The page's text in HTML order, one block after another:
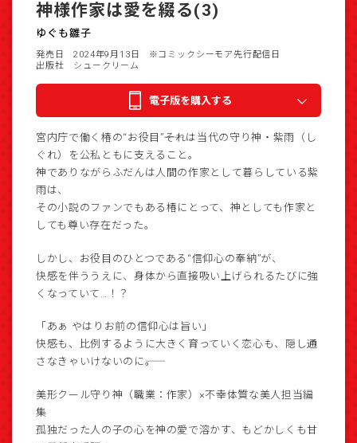
神様作家は愛を綴る(3)
ゆぐも雛子
発売日 2024年9月13日
※コミックシーモア先行配信日
出版社 シュークリーム
電子版を購入する
宮内庁で働く椿の“お役目”――それは当代の守り神・紫雨（し
ぐれ）を公私ともに支えること。
神でありながらふだんは人間の作家として暮らしている紫
雨は、
その小説のファンでもある椿にとって、神としても作家と
しても尊い存在だった。
しかし、お役目のひとつである“信仰心の奉納”が、
快感を伴ううえに、身体から直接吸い上げられるたびに強
くなっていて…！？
「あぁ やはりお前の信仰心は旨い」
快感も、比例するように大きく育っていく恋心も、隠し通
さなきゃいけないのに――。
美形クール守り神（職業：作家）×不幸体質な美人担当編
集
孤独だった人の子の心を神の愛で溶かす、もどかしくも甘